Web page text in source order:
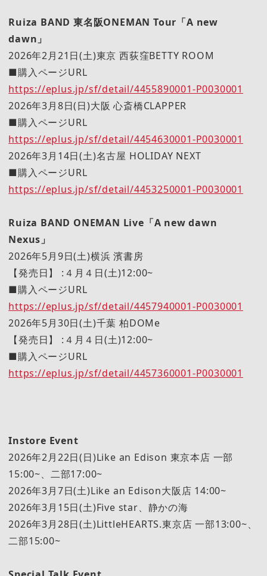
Ruiza BAND 東名阪ONEMAN Tour「A new
dawn」
2026年2月21日(土)東京 西荻窪BETTY ROOM
■購入ページURL
https://eplus.jp/sf/detail/4455890001-P0030001
2026年3月8日(日)大阪 心斎橋CLAPPER
■購入ページURL
https://eplus.jp/sf/detail/4454630001-P0030001
2026年3月14日(土)名古屋 HOLIDAY NEXT
■購入ページURL
https://eplus.jp/sf/detail/4453250001-P0030001
Ruiza BAND ONEMAN Live「A new dawn
Nexus」
2026年5月9日(土)横浜 濱書房
【発売日】 :４月４日(土)12:00~
■購入ページURL
https://eplus.jp/sf/detail/4457940001-P0030001
2026年5月30日(土)千葉 柏DOMe
【発売日】 :４月４日(土)12:00~
■購入ページURL
https://eplus.jp/sf/detail/4457360001-P0030001
Instore Event
2026年2月22日(日)Like an Edison 東京本店 一部
15:00~、二部17:00~
2026年3月7日(土)Like an Edison大阪店 14:00~
2026年3月15日(土)Five star、静かの海
2026年3月28日(土)LittleHEARTS.東京店 一部13:00~、
二部15:00~